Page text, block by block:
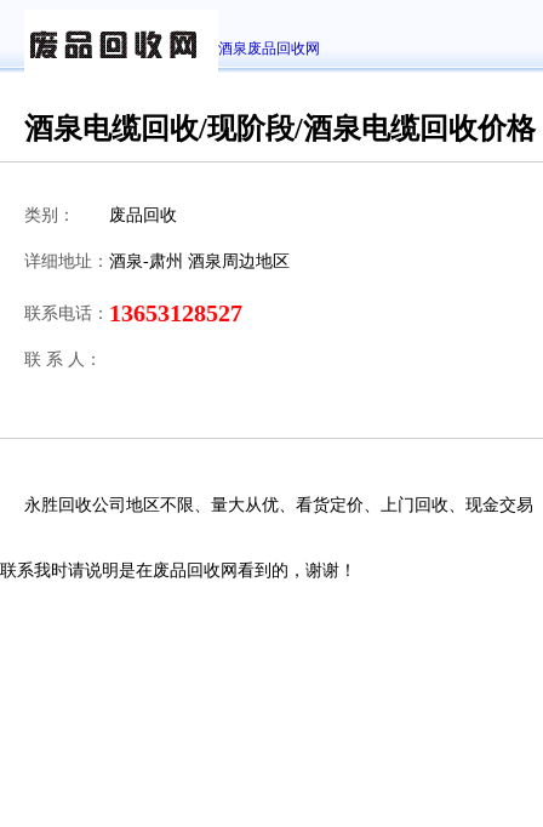
酒泉废品回收网
酒泉电缆回收/现阶段/酒泉电缆回收价格
类别： 废品回收
详细地址： 酒泉-肃州 酒泉周边地区
联系电话： 13653128527
联 系 人：
永胜回收公司地区不限、量大从优、看货定价、上门回收、现金交易
联系我时请说明是在废品回收网看到的，谢谢！